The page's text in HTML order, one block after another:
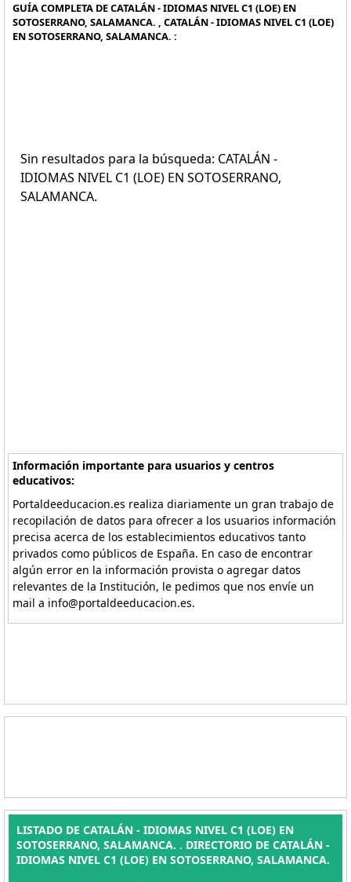
GUÍA COMPLETA DE CATALÁN - IDIOMAS NIVEL C1 (LOE) EN
SOTOSERRANO, SALAMANCA. , CATALÁN - IDIOMAS NIVEL C1 (LOE)
EN SOTOSERRANO, SALAMANCA. :
Sin resultados para la búsqueda: CATALÁN -
IDIOMAS NIVEL C1 (LOE) EN SOTOSERRANO,
SALAMANCA.
Información importante para usuarios y centros
educativos:
Portaldeeducacion.es realiza diariamente un gran trabajo de
recopilación de datos para ofrecer a los usuarios información
precisa acerca de los establecimientos educativos tanto
privados como públicos de España. En caso de encontrar
algún error en la información provista o agregar datos
relevantes de la Institución, le pedimos que nos envíe un
mail a info@portaldeeducacion.es.
LISTADO DE CATALÁN - IDIOMAS NIVEL C1 (LOE) EN
SOTOSERRANO, SALAMANCA. . DIRECTORIO DE CATALÁN -
IDIOMAS NIVEL C1 (LOE) EN SOTOSERRANO, SALAMANCA.